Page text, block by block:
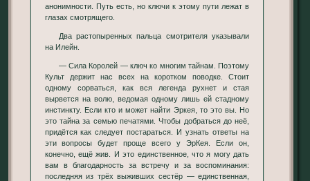
анонимности. Путь есть, но ключи к этому пути лежат в
глазах смотрящего.
Два растопыренных пальца смотрителя указывали
на Илейн.
— Сила Королей — ключ ко многим тайнам. Поэтому
Культ держит нас всех на коротком поводке. Стоит
одному сорваться, как вся легенда рухнет и стая
вырвется на волю, ведомая одному лишь ей стадному
инстинкту. Если кто и может найти Эркея, то это вы. Но
это тайна за семью печатями. Чтобы добраться до неё,
придётся как следует постараться. И узнать ответы на
эти вопросы будет проще всего у ЭрКея. Если он,
конечно, ещё жив. И это единственное, что я могу дать
вам в благодарность за встречу и за воспоминания:
последняя из трёх выживших сестёр — единственная,